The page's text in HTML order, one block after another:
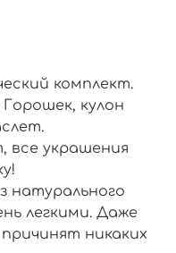
комплект.
кулон
все украшения
натурального
легкими. Даже
никаких